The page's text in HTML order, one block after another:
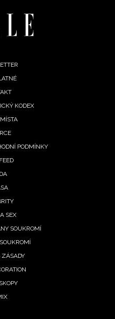
KODEX
PODMÍNKY
SEX
SOUKROMÍ
ZÁSADY